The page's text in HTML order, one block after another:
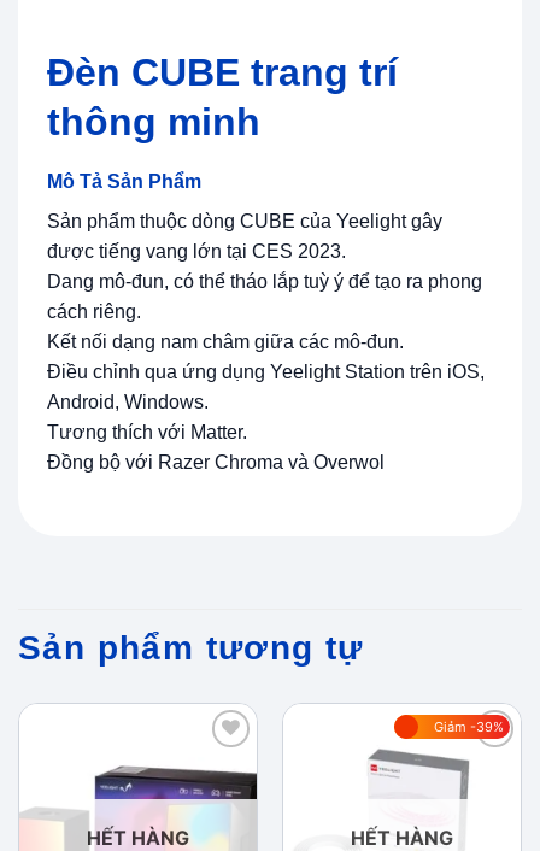
Đèn CUBE trang trí
thông minh
Mô Tả Sản Phẩm
Sản phẩm thuộc dòng CUBE của Yeelight gây
được tiếng vang lớn tại CES 2023.
Dang mô-đun, có thể tháo lắp tuỳ ý để tạo ra phong
cách riêng.
Kết nối dạng nam châm giữa các mô-đun.
Điều chỉnh qua ứng dụng Yeelight Station trên iOS,
Android, Windows.
Tương thích với Matter.
Đồng bộ với Razer Chroma và Overwol
Sản phẩm tương tự
wishlist
HẾT HÀNG
Giảm -39%
Add to
wishlist
HẾT HÀNG